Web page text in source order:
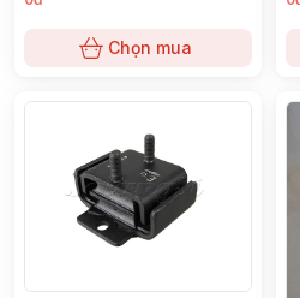
Chọn mua